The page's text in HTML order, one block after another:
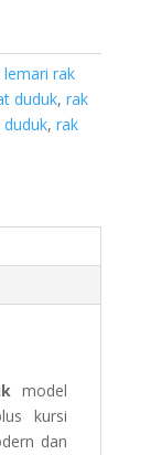
lemari rak
duduk, rak
, rak
model
kursi
dan